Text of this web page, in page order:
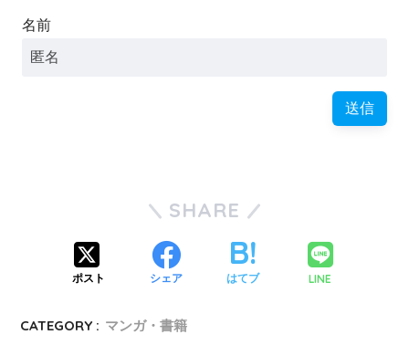
名前
SHARE
ポスト シェア はてブ LINE
CATEGORY : マンガ・書籍